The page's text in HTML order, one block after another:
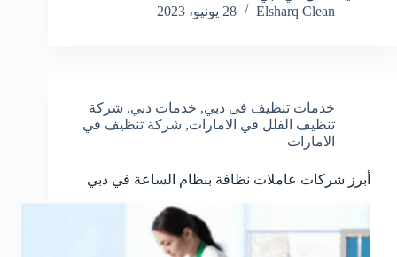
Elsharq Clean
28 يونيو، 2023
خدمات تنظيف فى دبي, خدمات دبي, شركة
تنظيف الفلل في الامارات, شركة تنظيف في
الامارات
أبرز شركات عاملات نظافة بنظام الساعة في دبي